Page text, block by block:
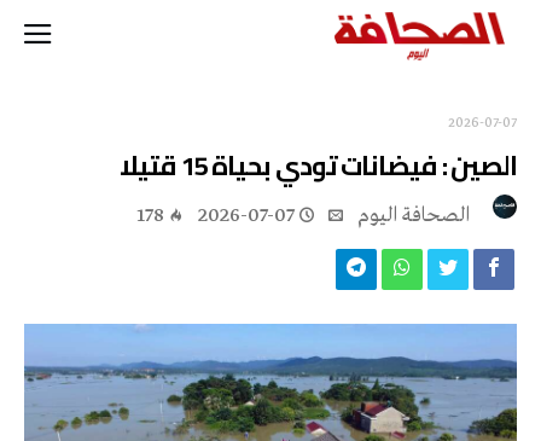
2026-07-07
الصين : فيضانات تودي بحياة 15 قتيلا
2026-07-07
178